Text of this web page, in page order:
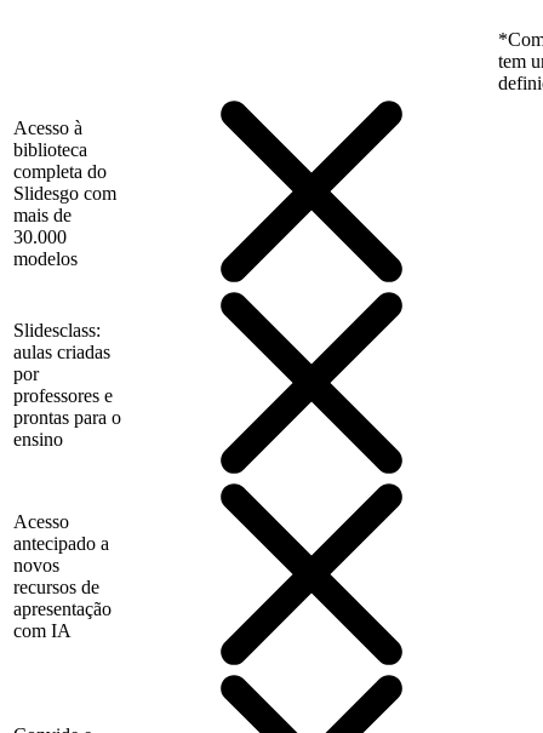
tem
Acesso à
biblioteca
completa do
Slidesgo com
mais de
30.000
modelos
Slidesclass:
aulas criadas
por
professores e
prontas para o
ensino
Acesso
antecipado a
novos
recursos de
apresentação
com IA